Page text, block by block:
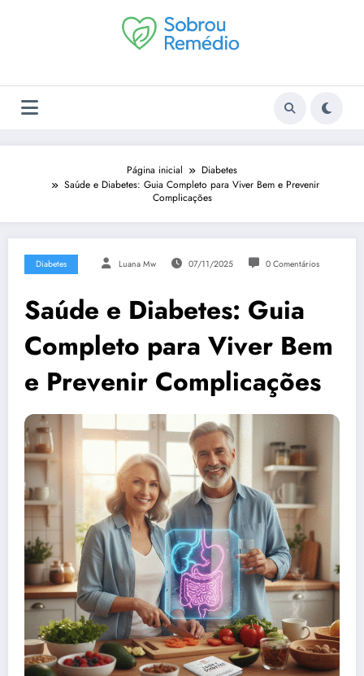
Página inicial
Diabetes
Saúde e Diabetes: Guia Completo para Viver Bem e Prevenir
Complicações
Diabetes Luana Mw 07/11/2025 0 Comentários
Saúde e Diabetes: Guia
Completo para Viver Bem
e Prevenir Complicações